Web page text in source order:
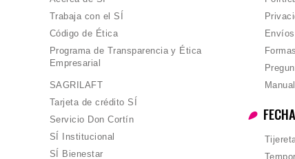
Trabaja con el SÍ
Código de Ética
Programa de Transparencia y Ética
Empresarial
SAGRILAFT
Tarjeta de crédito SÍ
Servicio Don Cortín
SÍ Institucional
SÍ Bienestar